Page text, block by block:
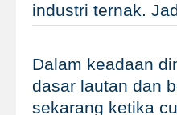
industri ternak.
Dalam keadaan
dasar lautan dan
sekarang ketika